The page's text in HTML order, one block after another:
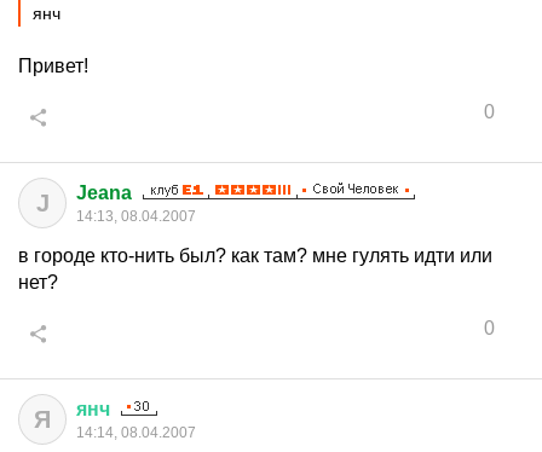
янч
Привет!
0
J Jeana
14:13, 08.04.2007
в городе кто-нить был? как там? мне гулять идти или
нет?
0
Я янч
14:14, 08.04.2007